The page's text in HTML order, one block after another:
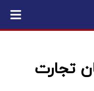
تجارت